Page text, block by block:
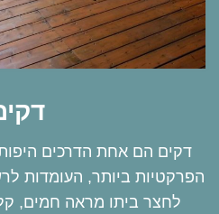
דקים הם אחת הדרכים
הפרקטיות ביותר, העומדות
לחצר ביתו מראה חמים,